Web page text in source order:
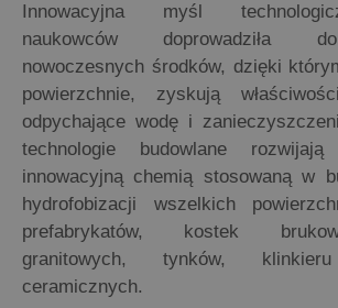
Innowacyjna myśl
naukowców doprowadziła
nowoczesnych środków, dzięki
powierzchnie, zyskują
odpychające wodę i
technologie budowlane
innowacyjną chemią stosowaną w
hydrofobizacji wszelkich
prefabrykatów, kostek
granitowych, tynków,
ceramicznych.